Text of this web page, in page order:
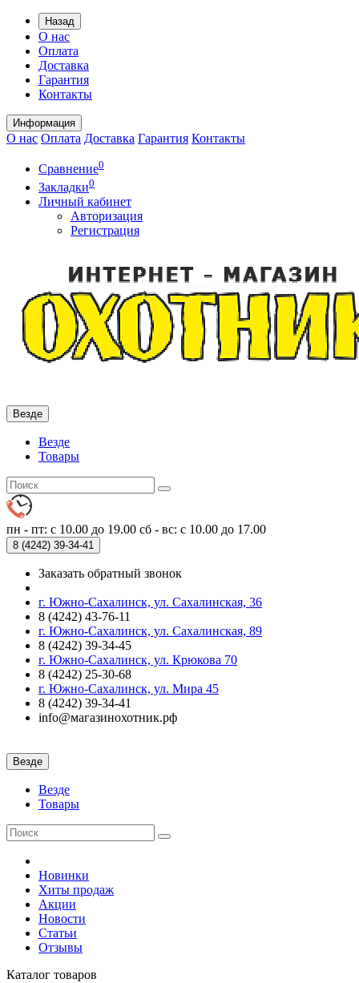
Назад
О нас
Оплата
Доставка
Гарантия
Контакты
Информация
О нас Оплата Доставка Гарантия Контакты
Сравнение0
Закладки0
Личный кабинет
Авторизация
Регистрация
Везде
Везде
Товары
пн - пт: с 10.00 до 19.00 сб - вс: с 10.00 до 17.00
8 (4242) 39-34-41
Заказать обратный звонок
г. Южно-Сахалинск, ул. Сахалинская, 36
8 (4242) 43-76-11
г. Южно-Сахалинск, ул. Сахалинская, 89
8 (4242) 39-34-45
г. Южно-Сахалинск, ул. Крюкова 70
8 (4242) 25-30-68
г. Южно-Сахалинск, ул. Мира 45
8 (4242) 39-34-41
info@магазинохотник.рф
Везде
Везде
Товары
Новинки
Хиты продаж
Акции
Новости
Статьи
Отзывы
Каталог товаров